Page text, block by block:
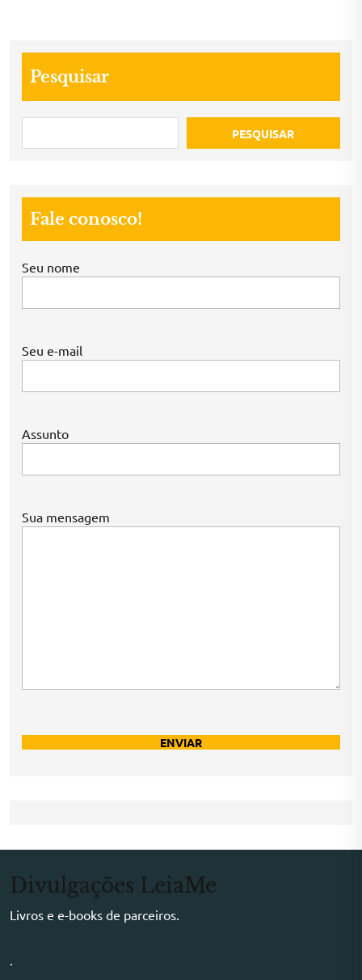
Pesquisar
PESQUISAR
Fale conosco!
Seu nome
Seu e-mail
Assunto
Sua mensagem
Divulgações LeiaMe
Livros e e-books de parceiros.
.